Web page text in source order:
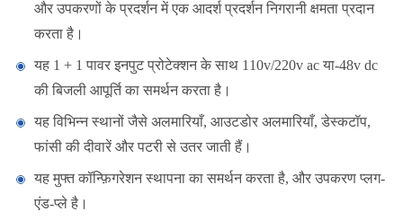
और उपकरणों के प्रदर्शन में एक आदर्श प्रदर्शन निगरानी क्षमता प्रदान
करता है।
यह 1 + 1 पावर इनपुट प्रोटेक्शन के साथ 110v/220v ac या-48v dc
की बिजली आपूर्ति का समर्थन करता है।
यह विभिन्न स्थानों जैसे अलमारियाँ, आउटडोर अलमारियाँ, डेस्कटॉप,
फांसी की दीवारें और पटरी से उतर जाती हैं।
यह मुफ्त कॉन्फ़िगरेशन स्थापना का समर्थन करता है, और उपकरण प्लग-
एंड-प्ले है।